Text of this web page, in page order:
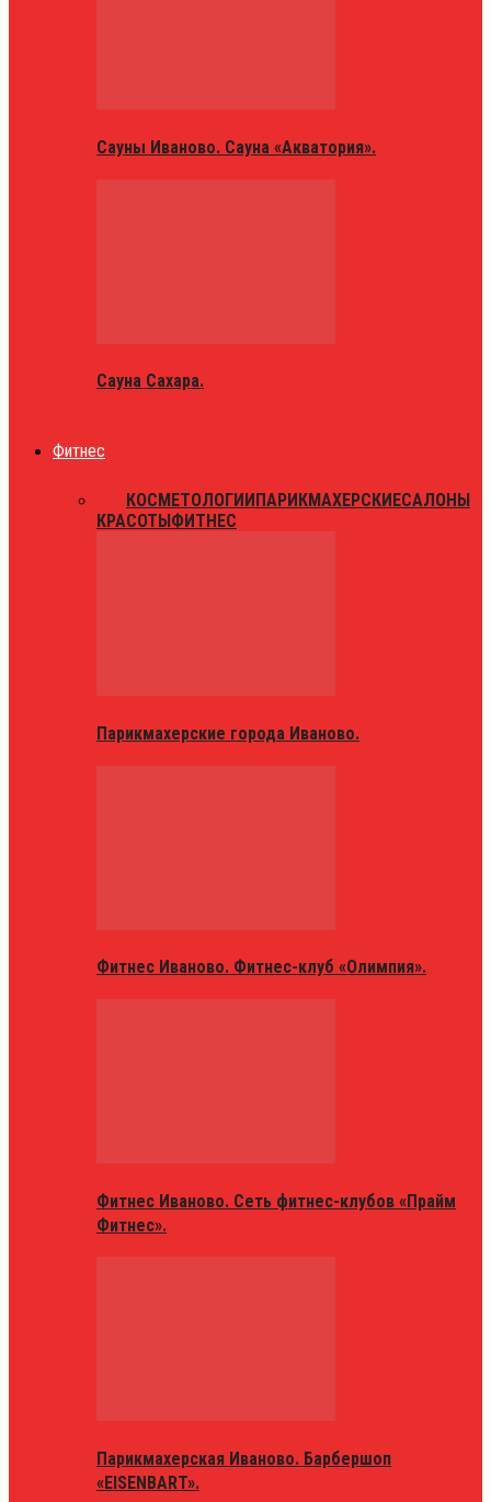
Сауны Иваново. Сауна «Акватория».
Сауна Сахара.
Фитнес
КОСМЕТОЛОГИИПАРИКМАХЕРСКИЕСАЛОНЫ
КРАСОТЫФИТНЕС
Парикмахерские города Иваново.
Фитнес Иваново. Фитнес-клуб «Олимпия».
Фитнес Иваново. Сеть фитнес-клубов «Прайм
Фитнес».
Парикмахерская Иваново. Барбершоп
«EISENBART».